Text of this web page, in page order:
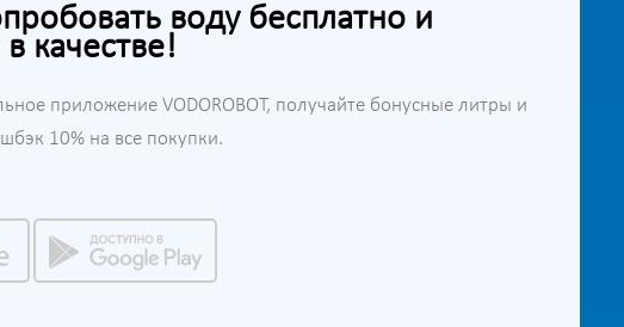
воду бесплатно и
качестве!
приложение VODOROBOT, получайте бонусные литры и
10% на все покупки.